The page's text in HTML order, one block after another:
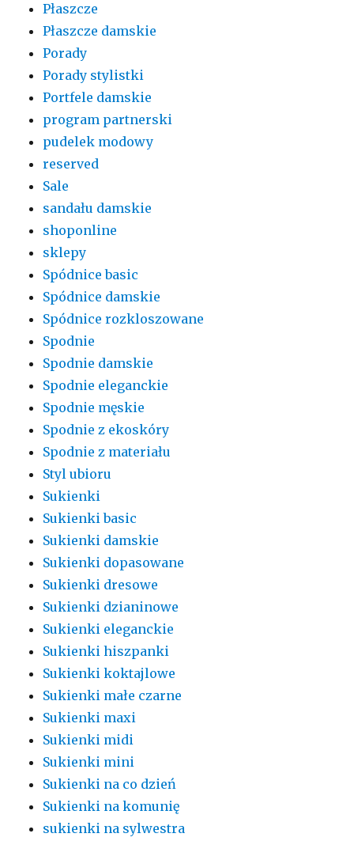
Płaszcze
Płaszcze damskie
Porady
Porady stylistki
Portfele damskie
program partnerski
pudelek modowy
reserved
Sale
sandału damskie
shoponline
sklepy
Spódnice basic
Spódnice damskie
Spódnice rozkloszowane
Spodnie
Spodnie damskie
Spodnie eleganckie
Spodnie męskie
Spodnie z ekoskóry
Spodnie z materiału
Styl ubioru
Sukienki
Sukienki basic
Sukienki damskie
Sukienki dopasowane
Sukienki dresowe
Sukienki dzianinowe
Sukienki eleganckie
Sukienki hiszpanki
Sukienki koktajlowe
Sukienki małe czarne
Sukienki maxi
Sukienki midi
Sukienki mini
Sukienki na co dzień
Sukienki na komunię
sukienki na sylwestra